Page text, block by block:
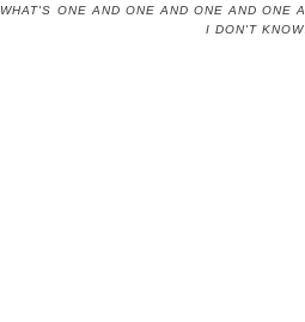
WHAT'S ONE AND ONE AND ONE AND ONE
I DON'T KNOW